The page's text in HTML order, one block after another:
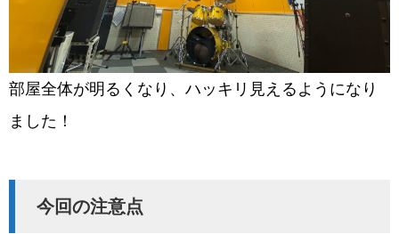
部屋全体が明るくなり、ハッキリ見えるようになり
ました！
今回の注意点